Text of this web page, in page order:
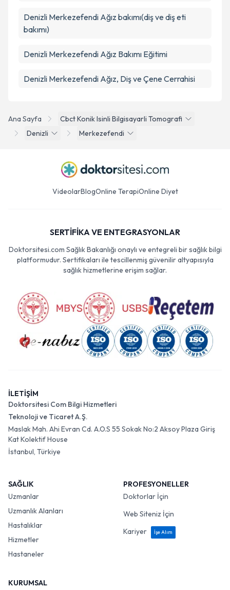
Ana Sayfa
Cbct Konik Isinli Bilgisayarli Tomografi
Denizli
Merkezefendi
Denizli Merkezefendi Ağız bakımı(diş ve diş eti
bakımı)
Denizli Merkezefendi Ağız Bakımı Eğitimi
Denizli Merkezefendi Ağız, Diş ve Çene Cerrahisi
VideolarBlogOnline TerapiOnline Diyet
SERTİFİKA VE ENTEGRASYONLAR
Doktorsitesi.com Sağlık Bakanlığı onaylı ve entegreli bir sağlık bilgi
platformudur. Sertifikaları ile tescillenmiş güvenilir altyapısıyla
sağlık hizmetlerine erişim sağlar.
İLETİŞİM
Doktorsitesi Com Bilgi Hizmetleri
Teknoloji ve Ticaret A.Ş.
Maslak Mah. Ahi Evran Cd. A.O.S 55 Sokak No:2 Aksoy Plaza Giriş
Kat Kolektif House
İstanbul, Türkiye
SAĞLIK
Uzmanlar
Uzmanlık Alanları
Hastalıklar
Hizmetler
Hastaneler
PROFESYONELLER
Doktorlar İçin
Web Siteniz İçin
Kariyer
İşe Alım
KURUMSAL